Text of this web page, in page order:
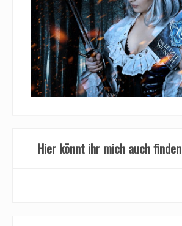
Hier könnt ihr mich auch finden